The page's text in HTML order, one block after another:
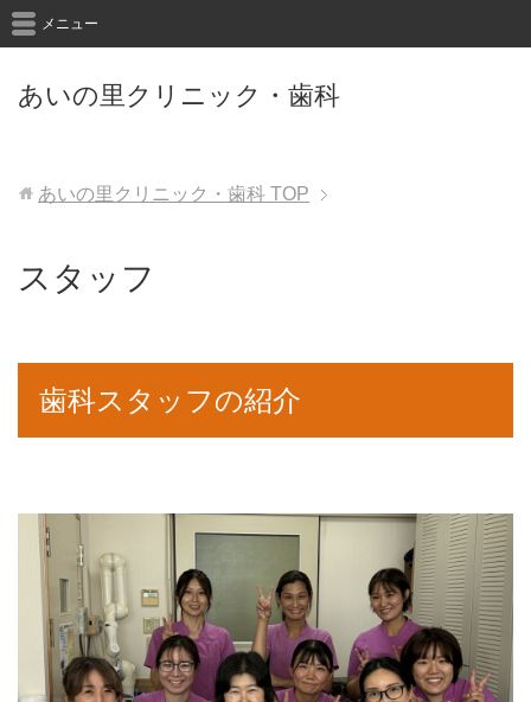
あいの里クリニック・歯科
メニュー
あいの里クリニック・歯科 TOP
スタッフ
歯科スタッフの紹介